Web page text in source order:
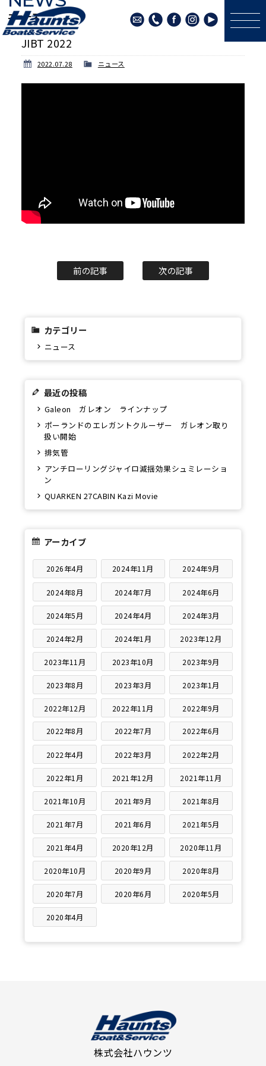
ニュース
JIBT 2022
2022.07.28 ニュース
前の記事 次の記事
カテゴリー
ニュース
最近の投稿
Galeon ガレオン ラインナップ
ポーランドのエレガントクルーザー ガレオン取り
扱い開始
排気管
アンチローリングジャイロ減揺効果シュミレーショ
ン
QUARKEN 27CABIN Kazi Movie
アーカイブ
2026年4月 2024年11月 2024年9月
2024年8月 2024年7月 2024年6月
2024年5月 2024年4月 2024年3月
2024年2月 2024年1月 2023年12月
2023年11月 2023年10月 2023年9月
2023年8月 2023年3月 2023年1月
2022年12月 2022年11月 2022年9月
2022年8月 2022年7月 2022年6月
2022年4月 2022年3月 2022年2月
2022年1月 2021年12月 2021年11月
2021年10月 2021年9月 2021年8月
2021年7月 2021年6月 2021年5月
2021年4月 2020年12月 2020年11月
2020年10月 2020年9月 2020年8月
2020年7月 2020年6月 2020年5月
2020年4月
株式会社ハウンツ